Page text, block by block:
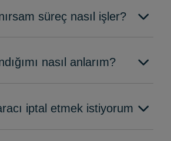
süreç nasıl işler?
nasıl anlarım?
iptal etmek istiyorum